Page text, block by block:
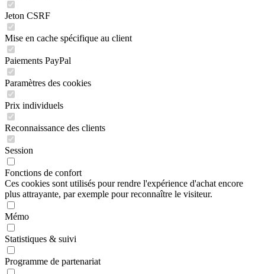
Jeton CSRF
Mise en cache spécifique au client
Paiements PayPal
Paramètres des cookies
Prix individuels
Reconnaissance des clients
Session
Fonctions de confort
Ces cookies sont utilisés pour rendre l'expérience d'achat encore
plus attrayante, par exemple pour reconnaître le visiteur.
Mémo
Statistiques & suivi
Programme de partenariat